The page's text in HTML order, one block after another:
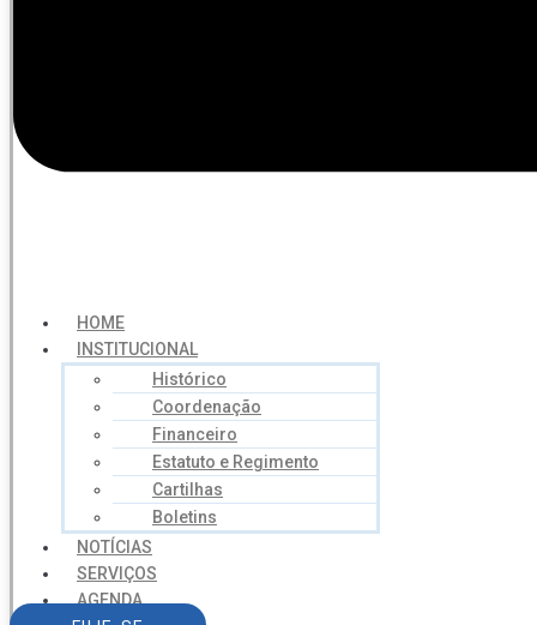
HOME
INSTITUCIONAL
Histórico
Coordenação
Financeiro
Estatuto e Regimento
Cartilhas
Boletins
NOTÍCIAS
SERVIÇOS
AGENDA